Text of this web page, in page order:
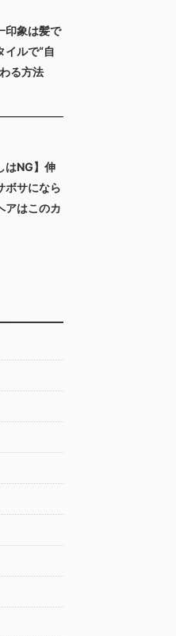
印象は髪で
イルで“自
る方法
はNG】伸
ボサになら
アはこのカ